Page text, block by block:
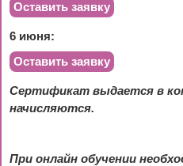
Оставить заявку
6 июня:
Оставить заявку
Сертификат выдается в
начисляются.
При онлайн обучении